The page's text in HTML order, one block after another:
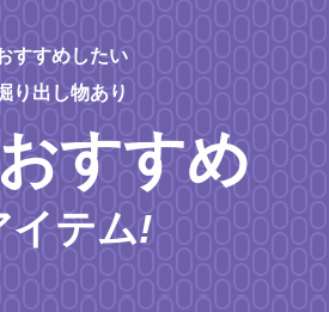
すすめしたい
り出し物あり
すすめ
イテム!